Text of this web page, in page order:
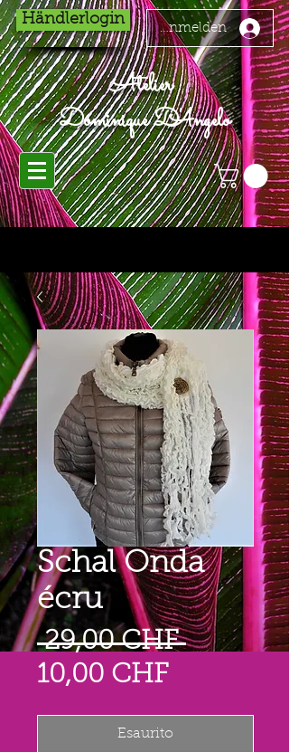
Händlerlogin
Anmelden
Atelier
Dominique D'Angelo
Schal Onda
écru
29,00 CHF Prezzo
10,00 CHFPrezzo
scontato
Esaurito